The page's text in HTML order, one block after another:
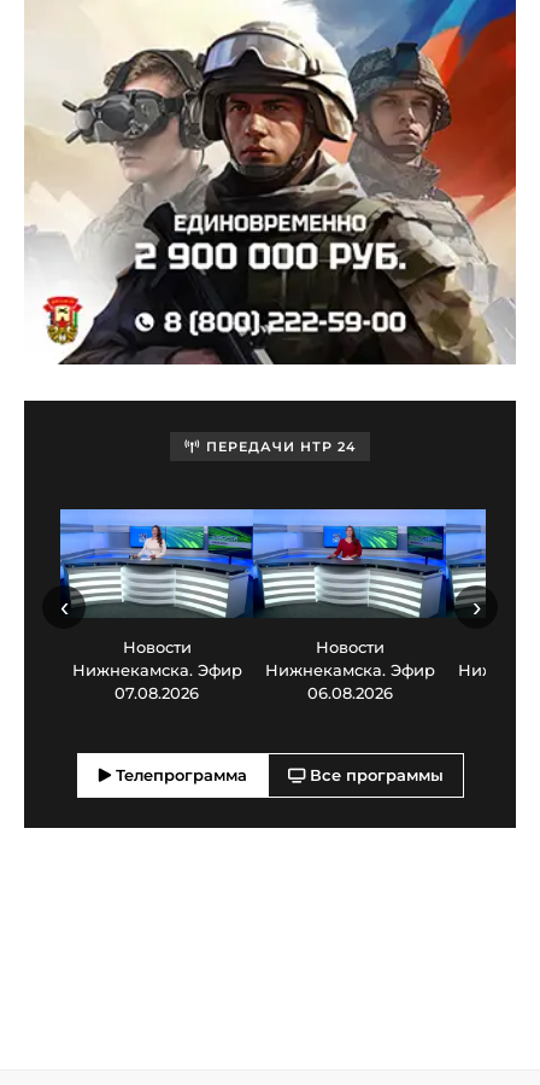
ПЕРЕДАЧИ НТР 24
Новости
Нижнекамска. Эфир
07.08.2026
Новости
Нижнекамска. Эфир
06.08.2026
‹ ›
Телепрограмма Все программы